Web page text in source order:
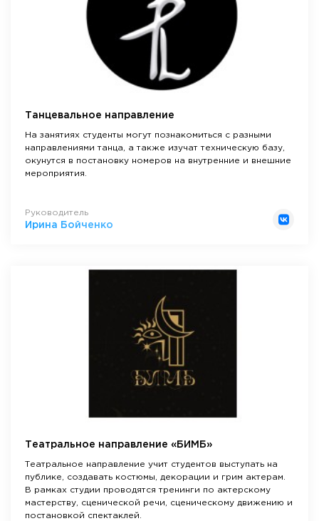
Танцевальное направление
На занятиях студенты могут познакомиться с разными
направлениями танца, а также изучат техническую базу,
окунутся в постановку номеров на внутренние и внешние
мероприятия.
Руководитель
Ирина Бойченко
Театральное направление «БИМБ»
Театральное направление учит студентов выступать на
публике, создавать костюмы, декорации и грим актерам.
В рамках студии проводятся тренинги по актерскому
мастерству, сценической речи, сценическому движению и
постановкой спектаклей.